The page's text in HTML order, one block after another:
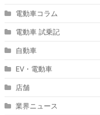
電動車コラム
電動車 試乗記
自動車
EV・電動車
店舗
業界ニュース